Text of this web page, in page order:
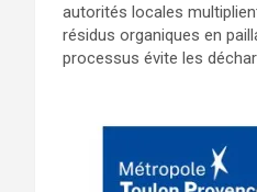
autorités locales
résidus organiques en
processus évite les